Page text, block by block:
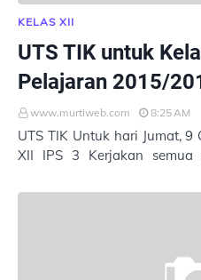
KELAS XII
UTS TIK untuk
Pelajaran 2015/
www.murtiweb.com 8:25 AM
UTS TIK Untuk hari Jumat, 9 Oktober
XII IPS 3 Kerjakan semua soal dengan baik. Pilihlah